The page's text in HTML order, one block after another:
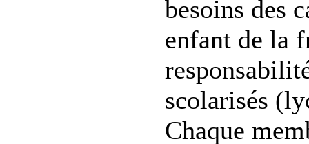
besoins des
enfant de la
scolarisés
Chaque